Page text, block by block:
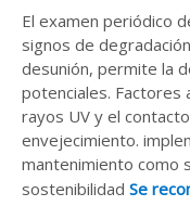
El examen periódico
signos de
desunión, permite la
potenciales. Factores
rayos UV y el
envejecimiento.
mantenimiento como
sostenibilidad Se